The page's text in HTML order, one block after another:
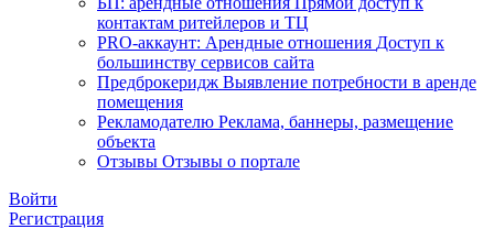
контактам ритейлеров и ТЦ
PRO-аккаунт: Арендные отношения Доступ к
большинству сервисов сайта
Предброкеридж Выявление потребности в аренде
помещения
Рекламодателю Реклама, баннеры, размещение
объекта
Отзывы Отзывы о портале
Войти
Регистрация